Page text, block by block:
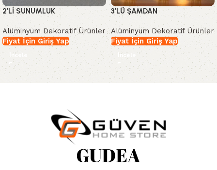
2’Lİ SUNUMLUK
Alüminyum Dekoratif Ürünler
Fiyat İçin Giriş Yap
İncele
3’LÜ ŞAMDAN
Alüminyum Dekoratif Ürünler
Fiyat İçin Giriş Yap
İncele
Read More